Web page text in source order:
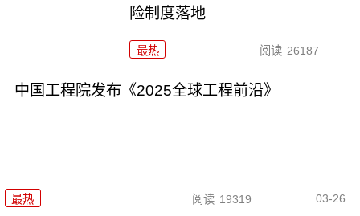
险制度落地
最热 阅读 26187
中国工程院发布《2025全球工程前沿》
最热 阅读 19319 03-26